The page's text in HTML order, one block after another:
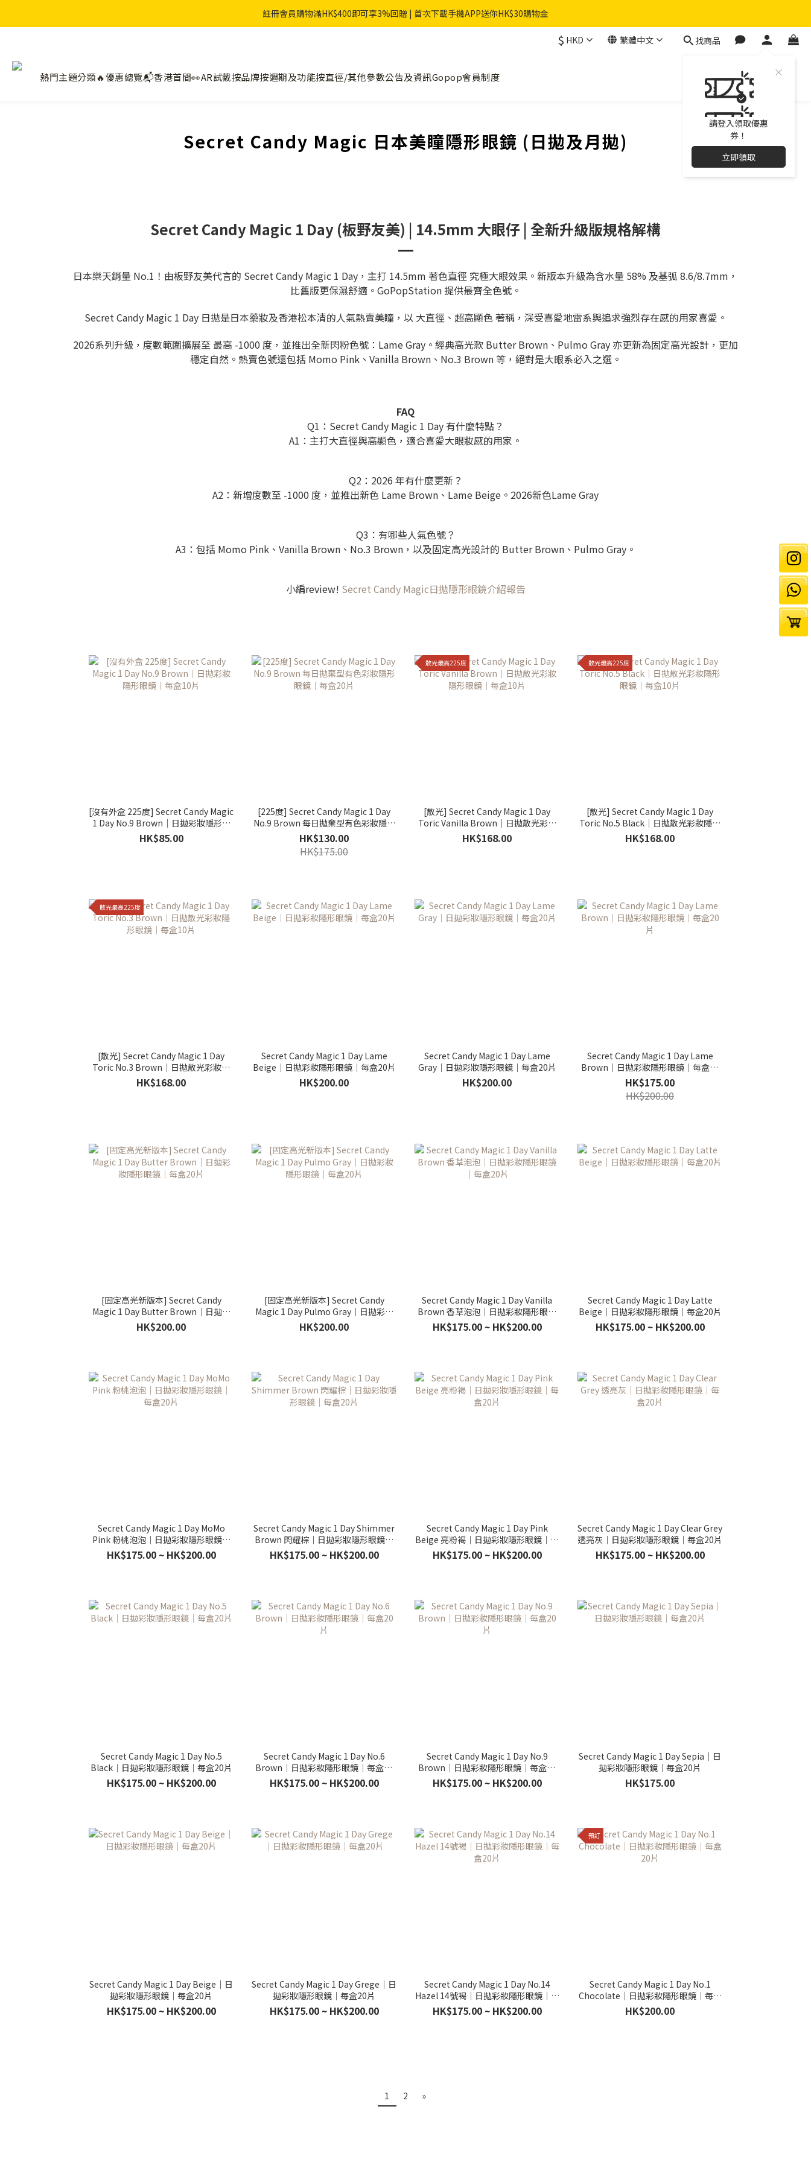
註冊會員購物滿HK$400即可享3%回贈 | 首次下載手機APP送你HK$30購物金
$ HKD 繁體中文 找商品
請登入領取優惠
券！
立即領取
熱門主題分類🔥優惠總覽📬香港首間👀AR試戴按品牌按週期及功能按直徑/其他參數公告及資訊Gopop會員制度
Secret Candy Magic 日本美瞳隱形眼鏡 (日拋及月拋)
Secret Candy Magic 1 Day (板野友美) | 14.5mm 大眼仔 | 全新升級版規格解構
日本樂天銷量 No.1！由板野友美代言的 Secret Candy Magic 1 Day，主打 14.5mm 著色直徑 究極大眼效果。新版本升級為含水量 58% 及基弧 8.6/8.7mm，
比舊版更保濕舒適。GoPopStation 提供最齊全色號。
Secret Candy Magic 1 Day 日拋是日本藥妝及香港松本清的人氣熱賣美瞳，以 大直徑、超高顯色 著稱，深受喜愛地雷系與追求強烈存在感的用家喜愛。
2026系列升級，度數範圍擴展至 最高 -1000 度，並推出全新閃粉色號：Lame Gray。經典高光款 Butter Brown、Pulmo Gray 亦更新為固定高光設計，更加
穩定自然。熱賣色號還包括 Momo Pink、Vanilla Brown、No.3 Brown 等，絕對是大眼系必入之選。
FAQ
Q1：Secret Candy Magic 1 Day 有什麼特點？
A1：主打大直徑與高顯色，適合喜愛大眼妝感的用家。
Q2：2026 年有什麼更新？
A2：新增度數至 -1000 度，並推出新色 Lame Brown、Lame Beige。2026新色Lame Gray
Q3：有哪些人氣色號？
A3：包括 Momo Pink、Vanilla Brown、No.3 Brown，以及固定高光設計的 Butter Brown、Pulmo Gray。
小編review! Secret Candy Magic日拋隱形眼鏡介紹報告
[沒有外盒 225度] Secret Candy Magic
1 Day No.9 Brown｜日拋彩妝隱形眼
鏡｜每盒10片
HK$85.00
[225度] Secret Candy Magic 1 Day
No.9 Brown 每日拋棄型有色彩妝隱形
眼鏡｜每盒20片
HK$130.00
HK$175.00
散光最高225度
[散光] Secret Candy Magic 1 Day
Toric Vanilla Brown｜日拋散光彩妝
隱形眼鏡｜每盒10片
HK$168.00
散光最高225度
[散光] Secret Candy Magic 1 Day
Toric No.5 Black｜日拋散光彩妝隱形
眼鏡｜每盒10片
HK$168.00
散光最高225度
[散光] Secret Candy Magic 1 Day
Toric No.3 Brown｜日拋散光彩妝隱
形眼鏡｜每盒10片
HK$168.00
Secret Candy Magic 1 Day Lame
Beige｜日拋彩妝隱形眼鏡｜每盒20片
HK$200.00
Secret Candy Magic 1 Day Lame
Gray｜日拋彩妝隱形眼鏡｜每盒20片
HK$200.00
Secret Candy Magic 1 Day Lame
Brown｜日拋彩妝隱形眼鏡｜每盒20
片
HK$175.00
HK$200.00
[固定高光新版本] Secret Candy
Magic 1 Day Butter Brown｜日拋彩
妝隱形眼鏡｜每盒20片
HK$200.00
[固定高光新版本] Secret Candy
Magic 1 Day Pulmo Gray｜日拋彩妝
隱形眼鏡｜每盒20片
HK$200.00
Secret Candy Magic 1 Day Vanilla
Brown 香草泡泡｜日拋彩妝隱形眼鏡
｜每盒20片
HK$175.00 ~ HK$200.00
Secret Candy Magic 1 Day Latte
Beige｜日拋彩妝隱形眼鏡｜每盒20片
HK$175.00 ~ HK$200.00
Secret Candy Magic 1 Day MoMo
Pink 粉桃泡泡｜日拋彩妝隱形眼鏡｜
每盒20片
HK$175.00 ~ HK$200.00
Secret Candy Magic 1 Day Shimmer
Brown 閃耀棕｜日拋彩妝隱形眼鏡｜
每盒20片
HK$175.00 ~ HK$200.00
Secret Candy Magic 1 Day Pink
Beige 亮粉褐｜日拋彩妝隱形眼鏡｜每
盒20片
HK$175.00 ~ HK$200.00
Secret Candy Magic 1 Day Clear Grey
透亮灰｜日拋彩妝隱形眼鏡｜每盒20片
HK$175.00 ~ HK$200.00
Secret Candy Magic 1 Day No.5
Black｜日拋彩妝隱形眼鏡｜每盒20片
HK$175.00 ~ HK$200.00
Secret Candy Magic 1 Day No.6
Brown｜日拋彩妝隱形眼鏡｜每盒20
HK$175.00 ~ HK$200.00
Secret Candy Magic 1 Day No.9
Brown｜日拋彩妝隱形眼鏡｜每盒20
HK$175.00 ~ HK$200.00
Secret Candy Magic 1 Day Sepia｜日
拋彩妝隱形眼鏡｜每盒20片
HK$175.00
Secret Candy Magic 1 Day Beige｜日
拋彩妝隱形眼鏡｜每盒20片
HK$175.00 ~ HK$200.00
Secret Candy Magic 1 Day Grege｜日
拋彩妝隱形眼鏡｜每盒20片
HK$175.00 ~ HK$200.00
Secret Candy Magic 1 Day No.14
Hazel 14號褐｜日拋彩妝隱形眼鏡｜每
盒20片
HK$175.00 ~ HK$200.00
預訂
Secret Candy Magic 1 Day No.1
Chocolate｜日拋彩妝隱形眼鏡｜每盒
20片
HK$200.00
1 2 »